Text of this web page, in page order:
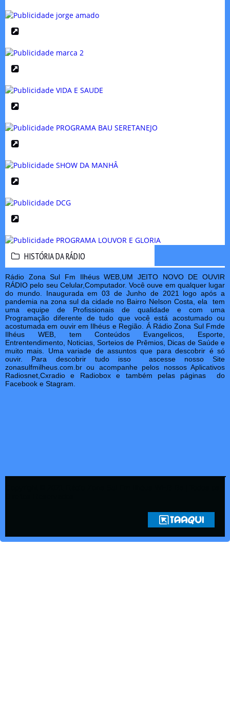
HISTÓRIA DA RÁDIO
Rádio Zona Sul Fm Ilhéus WEB,UM JEITO NOVO DE OUVIR
RÁDIO pelo seu Celular,Computador. Você ouve em qualquer lugar
do mundo. Inaugurada em 03 de Junho de 2021 logo após a
pandemia na zona sul da cidade no Bairro Nelson Costa, ela tem
uma equipe de Profissionais de qualidade e com uma
Programação diferente de tudo que você está acostumado ou
acostumada em ouvir em Ilhéus e Região. Á Rádio Zona Sul Fmde
Ilhéus WEB, tem Conteúdos Evangelicos, Esporte,
Entrentendimento, Noticias, Sorteios de Prêmios, Dicas de Saúde e
muito mais. Uma variade de assuntos que para descobrir é só
ouvir. Para descobrir tudo isso ascesse nosso Site
zonasulfmilheus.com.br ou acompanhe pelos nossos Aplicativos
Radiosnet,Cxradio e Radiobox e também pelas páginas do
Facebook e Stagram.